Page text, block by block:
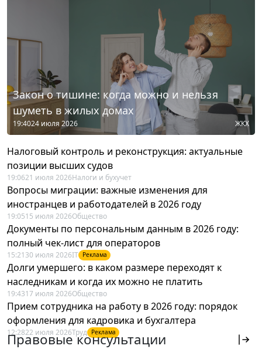
Закон о тишине: когда можно и нельзя
шуметь в жилых домах
19:4024 июля 2026 ЖКХ
Налоговый контроль и реконструкция: актуальные
позиции высших судов
19:0621 июля 2026Налоги и бухучет
Вопросы миграции: важные изменения для
иностранцев и работодателей в 2026 году
19:0515 июля 2026Общество
Документы по персональным данным в 2026 году:
полный чек-лист для операторов
15:21 30 июля 2026IT Реклама
Долги умершего: в каком размере переходят к
наследникам и когда их можно не платить
19:4317 июля 2026Общество
Прием сотрудника на работу в 2026 году: порядок
оформления для кадровика и бухгалтера
12:2822 июля 2026Труд Реклама
Правовые консультации